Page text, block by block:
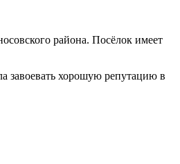
района. Посёлок имеет
завоевать хорошую репутацию в